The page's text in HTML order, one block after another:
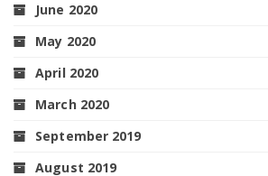
June 2020
May 2020
April 2020
March 2020
September 2019
August 2019